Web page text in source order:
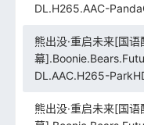
DL.H265.AAC-
熊出没·重启未来[国
幕
DL.AAC.H265-
熊出没·重启未来[国